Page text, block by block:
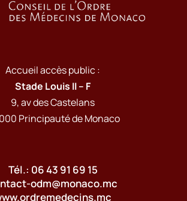
Accueil accès public :
Stade Louis II – F
9, av des Castelans
Principauté de Monaco
Tél.: 06 43 91 69 15
odm@monaco.mc